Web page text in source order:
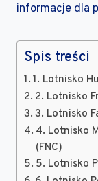
informacje dla
Spis treści
1. Lotnisko
2. Lotnisko
3. Lotnisko
4. Lotnisko
(FNC)
5. Lotnisko